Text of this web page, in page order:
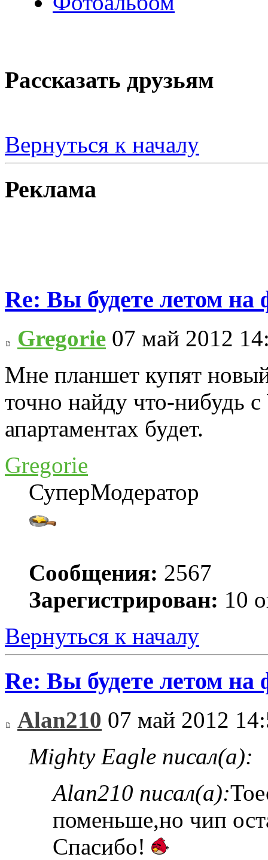
Рассказать друзьям
Вернуться к началу
Реклама
Re: Вы будете летом на
Gregorie 07 май 2012
Мне планшет купят
точно найду что-нибудь
апартаментах будет.
Gregorie
СуперМодератор
Сообщения: 2567
Зарегистрирован: 10
Вернуться к началу
Re: Вы будете летом на
Alan210 07 май 2012
Mighty Eagle писал(а):
Alan210 писал(а):
поменьше,но чип
Спасибо!